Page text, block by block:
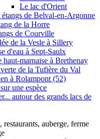
Le lac d'Orient
étangs de Belval-en-Argonne
de la Horre
de Courville
de la Vesle à Sillery
d'eau à Sept-Saulx
haut-marnaise à Brethenay
de la Tufière du Val
à Rolampont (52)
une espèce
autour des grands lacs de
restaurants, auberge, ferme